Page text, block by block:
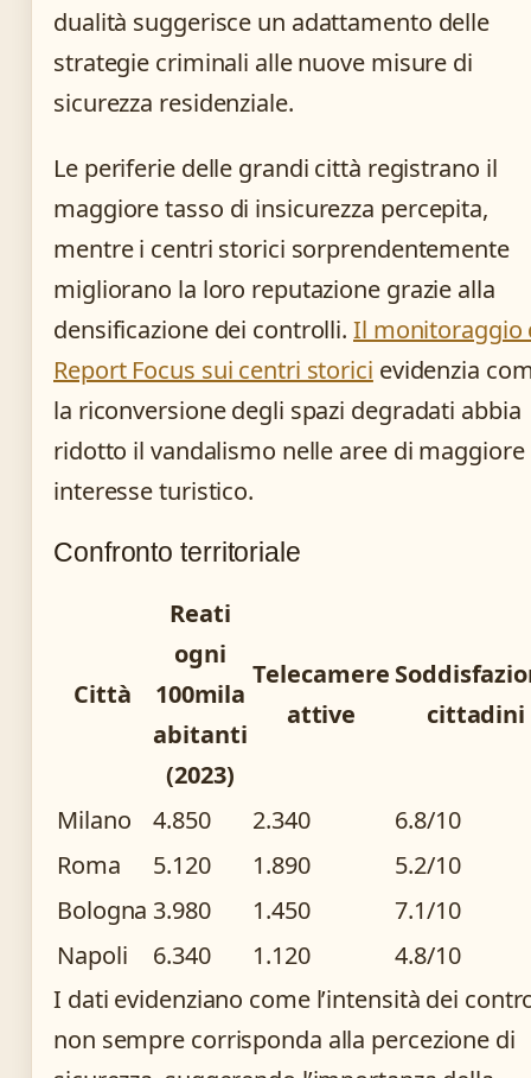
dualità suggerisce un adattamento delle
strategie criminali alle nuove misure di
sicurezza residenziale.
Le periferie delle grandi città registrano il
maggiore tasso di insicurezza percepita,
mentre i centri storici sorprendentemente
migliorano la loro reputazione grazie alla
densificazione dei controlli. Il monitoraggio
Report Focus sui centri storici evidenzia
la riconversione degli spazi degradati abbia
ridotto il vandalismo nelle aree di maggiore
interesse turistico.
Confronto territoriale
Città
Reati
ogni
100mila
abitanti
(2023)
Telecamere
attive
cittadini
Milano 4.850 2.340
6.8/10
Roma
5.120 1.890
5.2/10
Bologna 3.980 1.450
7.1/10
Napoli
6.340 1.120
4.8/10
I dati evidenziano come l’intensità dei
non sempre corrisponda alla percezione di